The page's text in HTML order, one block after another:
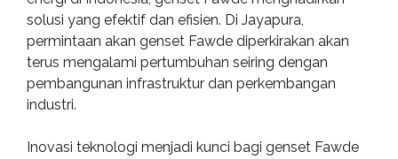
solusi yang efektif dan efisien. Di Jayapura,
permintaan akan genset Fawde diperkirakan akan
terus mengalami pertumbuhan seiring dengan
pembangunan infrastruktur dan perkembangan
industri.
Inovasi teknologi menjadi kunci bagi genset Fawde